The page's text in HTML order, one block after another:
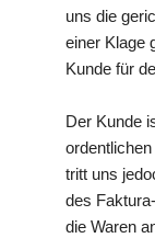
uns die
einer Klage
Kunde für
Der Kunde
tritt uns
des
die Waren